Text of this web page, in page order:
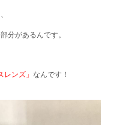
分があるんです。
レンズ」 なんです！